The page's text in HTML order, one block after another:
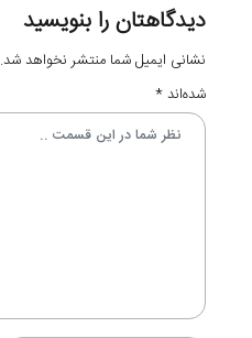
دیدگاهتان را بنویسید
نشانی ایمیل شما منتشر نخواهد شد.
شده‌اند*